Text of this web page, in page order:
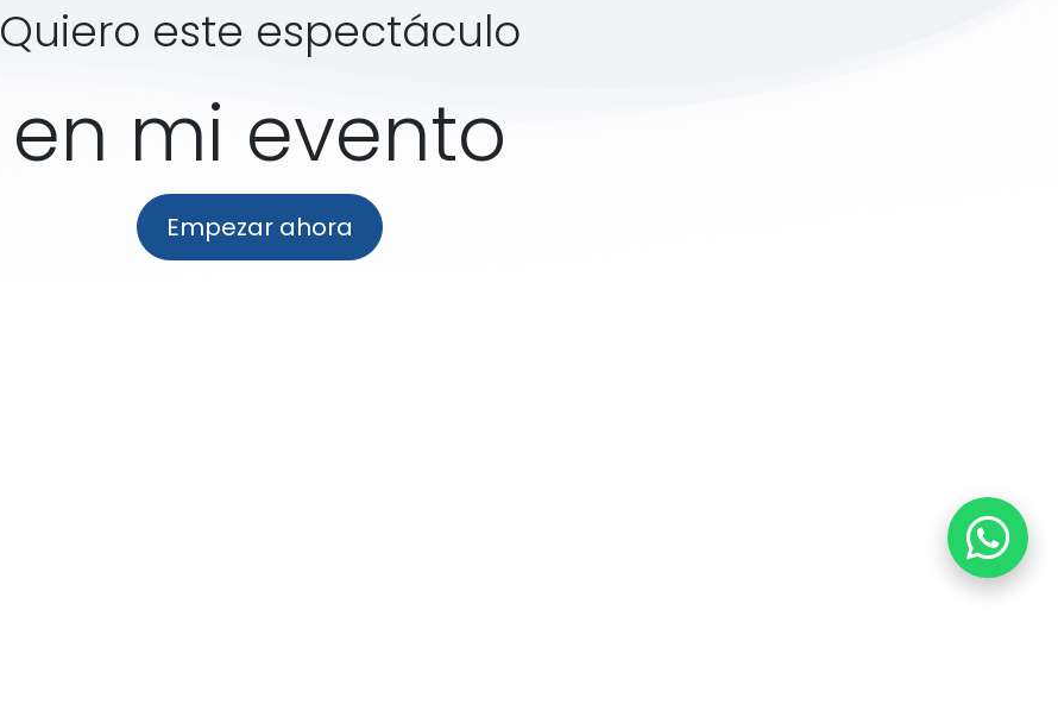
Quiero este espectáculo
en mi evento
Empezar ahora